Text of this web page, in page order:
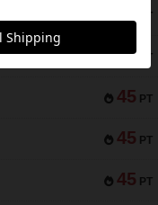
PT
ンバ
46 PT
45 PT
45 PT
45 PT